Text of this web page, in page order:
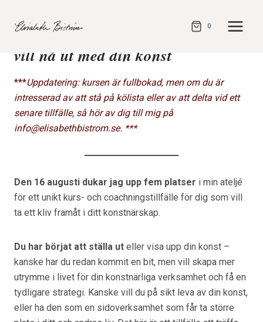
direkt
innehåll
0
– Personlig vägledning för dig som
vill nå ut med din konst
***Uppdatering: kursen är fullbokad, men om du är
intresserad av att stå på kölista eller av att delta vid ett
senare tillfälle, så hör av dig till mig på
info@elisabethbistrom.se. ***
Den 16 augusti dukar jag upp fem platser i min ateljé
för ett unikt kurs- och coachningstillfälle för dig som vill
ta ett kliv framåt i ditt konstnärskap.
Du har börjat att ställa ut eller visa upp din konst –
kanske har du redan kommit en bit, men vill skapa mer
utrymme i livet för din konstnärliga verksamhet och få en
tydligare strategi. Kanske vill du på sikt leva av din konst,
eller ha den som en sidoverksamhet som får ta större